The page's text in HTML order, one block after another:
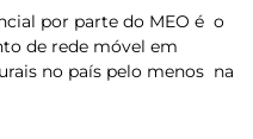
por parte do MEO é o
de rede móvel em
no país pelo menos na